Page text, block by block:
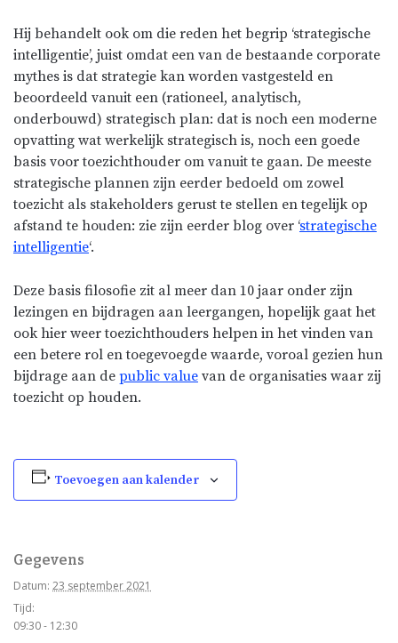
Hij behandelt ook om die reden het begrip ‘strategische
intelligentie’, juist omdat een van de bestaande corporate
mythes is dat strategie kan worden vastgesteld en
beoordeeld vanuit een (rationeel, analytisch,
onderbouwd) strategisch plan: dat is noch een moderne
opvatting wat werkelijk strategisch is, noch een goede
basis voor toezichthouder om vanuit te gaan. De meeste
strategische plannen zijn eerder bedoeld om zowel
toezicht als stakeholders gerust te stellen en tegelijk op
afstand te houden: zie zijn eerder blog over ‘strategische
intelligentie‘.
Deze basis filosofie zit al meer dan 10 jaar onder zijn
lezingen en bijdragen aan leergangen, hopelijk gaat het
ook hier weer toezichthouders helpen in het vinden van
een betere rol en toegevoegde waarde, voroal gezien hun
bijdrage aan de public value van de organisaties waar zij
toezicht op houden.
Toevoegen aan kalender
Gegevens
Datum: 23 september 2021
Tijd:
09:30 - 12:30